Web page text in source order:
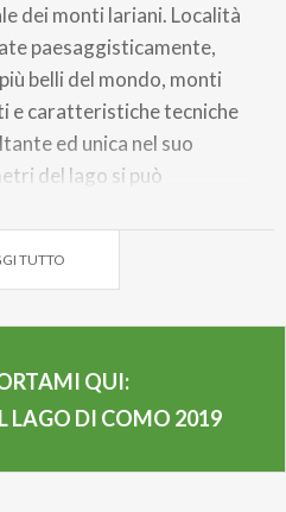
dei monti lariani. Località
paesaggisticamente,
belli del mondo, monti
e caratteristiche tecniche
ed unica nel suo
del lago si può
ai partecipanti il gusto
ambiente magico con
da Menaggio piazza
m 201 sul livello del
piazza Garibaldi
TUTTO
QUI:
LAGO DI COMO 2019